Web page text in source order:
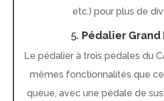
etc.) pour plus de
5. Pédalier Grand
Le pédalier à trois pédales du
mêmes fonctionnalités que
queue, avec une pédale de